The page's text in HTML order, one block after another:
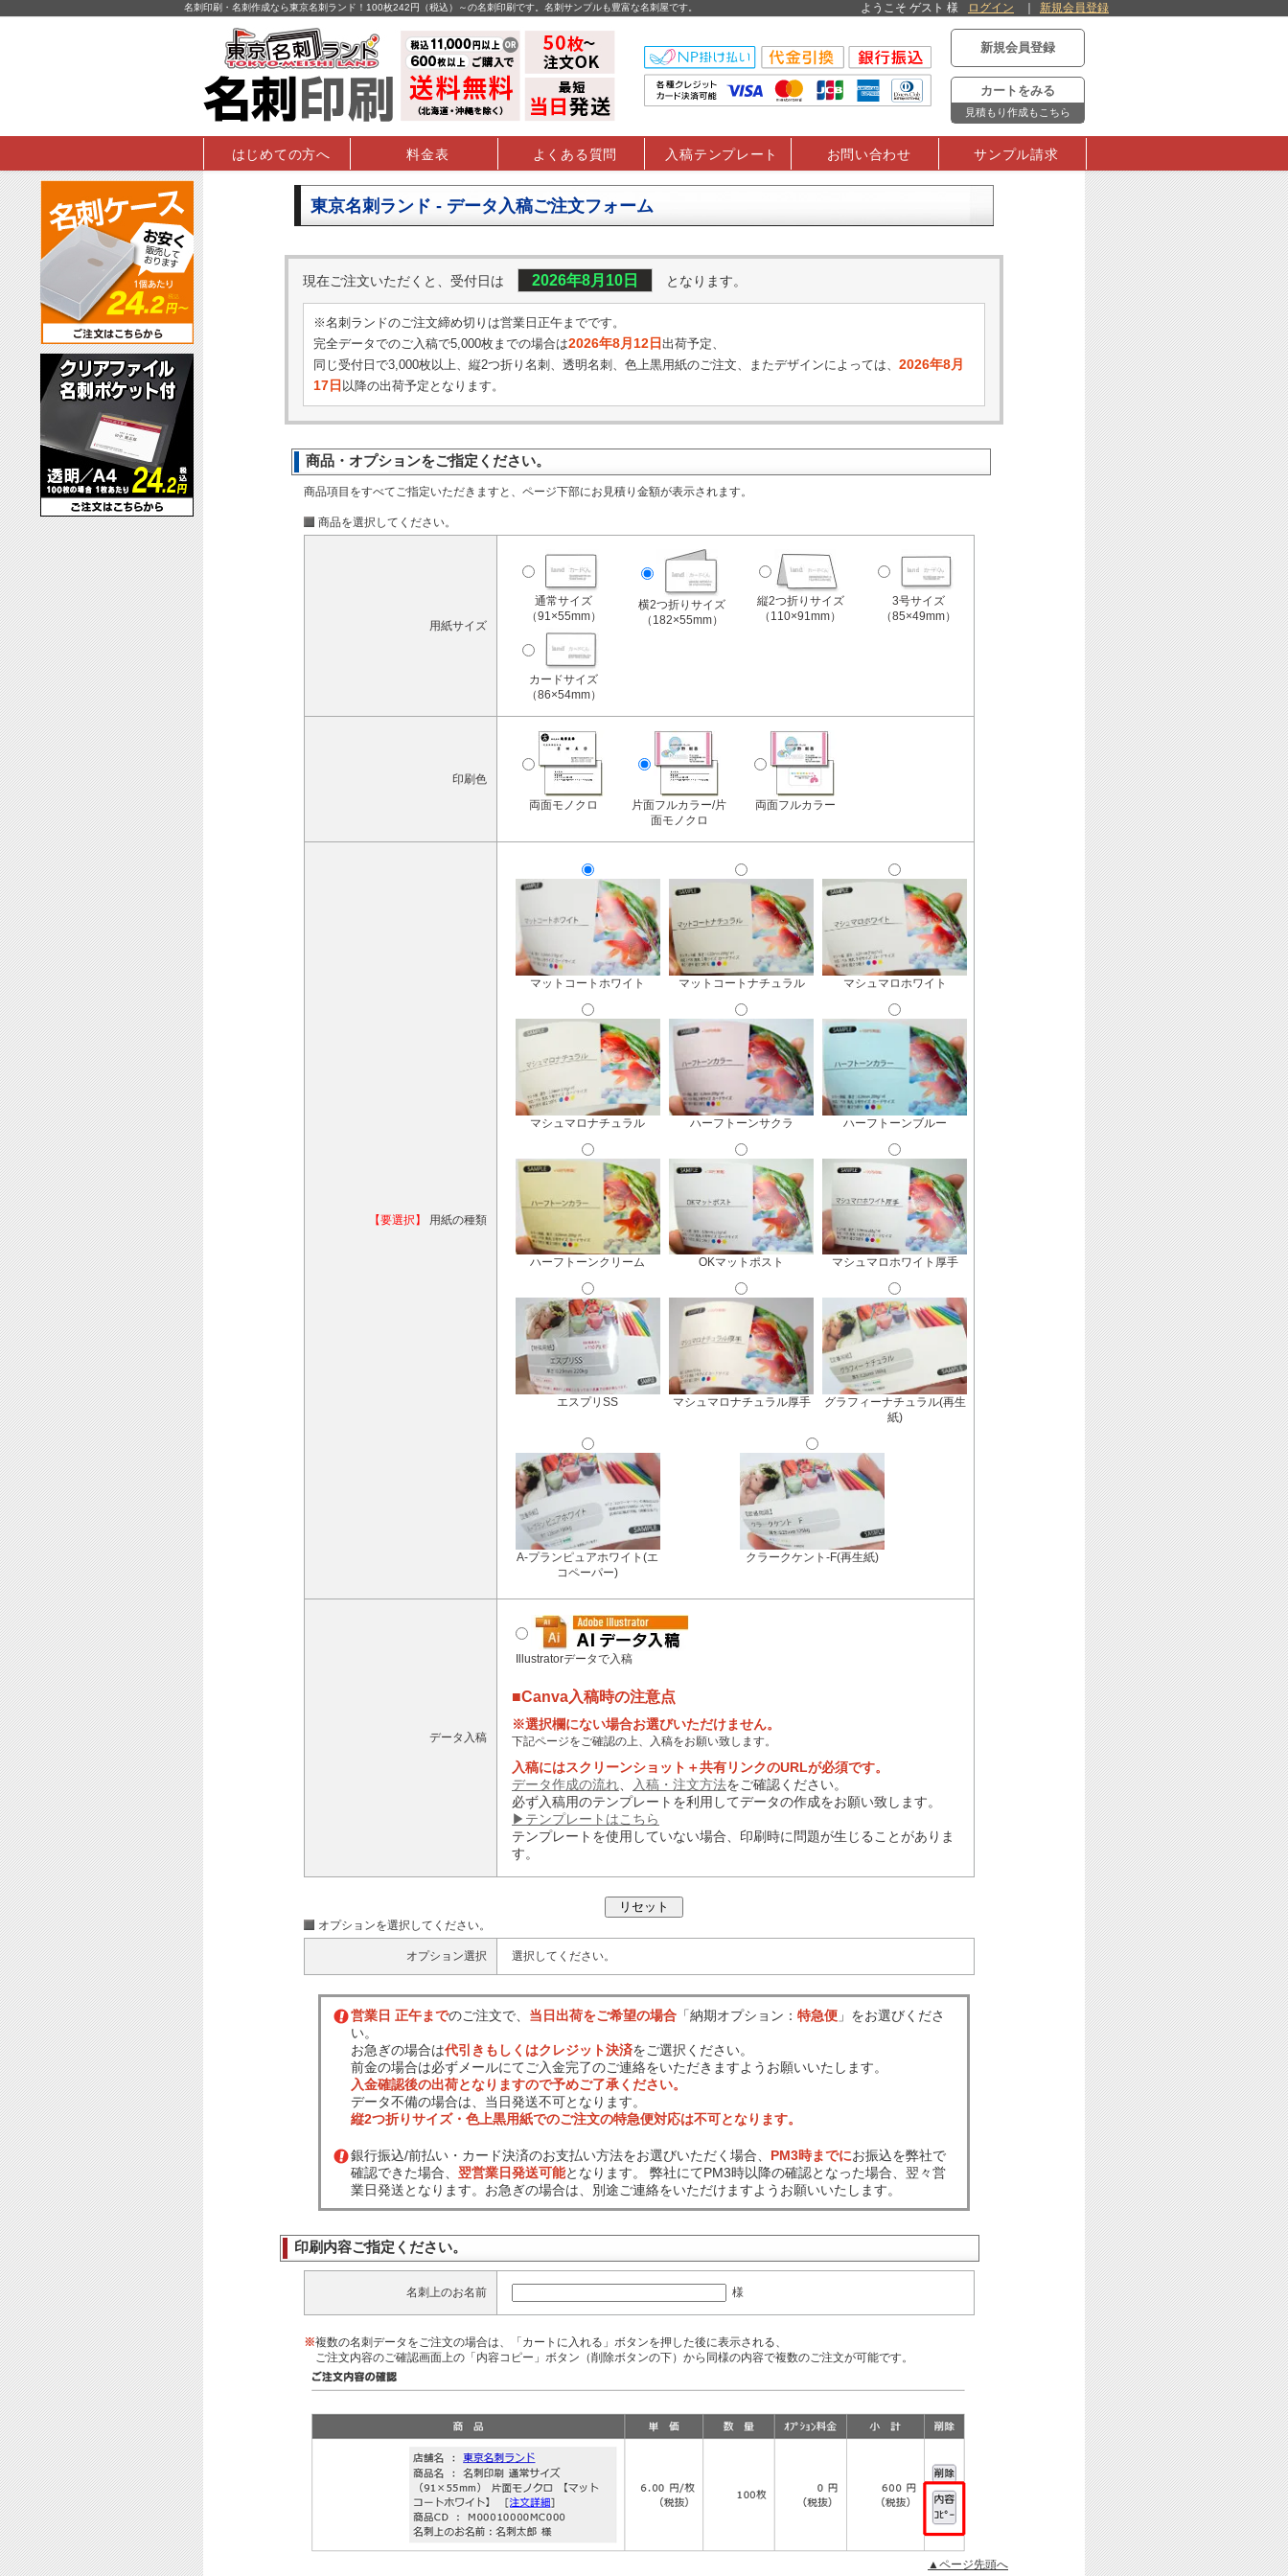
名刺印刷・名刺作成なら東京名刺ランド！100枚242円（税込）～の名刺印刷です。名刺サンプルも豊富な名刺屋です。 ようこそ ゲスト 様 ログイン 新規会員登録
新規会員登録
カートをみる
見積もり作成もこちら
はじめての方へ 料金表 よくある質問 入稿テンプレート お問い合わせ サンプル請求
東京名刺ランド - データ入稿ご注文フォーム
現在ご注文いただくと、受付日は 2026年8月10日 となります。
※名刺ランドのご注文締め切りは営業日正午までです。
完全データでのご入稿で5,000枚までの場合は2026年8月12日 出荷予定、
同じ受付日で3,000枚以上、縦2つ折り名刺、透明名刺、 色上黒用紙のご注文、またデザインによっては、 2026年8月
17日 以降の出荷予定となります。
商品・オプションをご指定ください。
商品項目をすべてご指定いただきますと、ページ下部にお見積り金額が表示されます。
商品を選択してください。
用紙サイズ
通常サイズ
（91×55mm）
横2つ折りサイズ
（182×55mm）
縦2つ折りサイズ
（110×91mm）
3号サイズ
（85×49mm）
カードサイズ
（86×54mm）
印刷色
両面モノクロ
片面フルカラー/片
面モノクロ
両面フルカラー
【要選択】 用紙の種類
マットコートホワイト マットコートナチュラル マシュマロホワイト
マシュマロナチュラル ハーフトーンサクラ ハーフトーンブルー
ハーフトーンクリーム OKマットポスト マシュマロホワイト厚手
エスプリSS マシュマロナチュラル厚手
グラフィーナチュラル(再生
紙)
A-プランピュアホワイト(エ
コペーパー)
クラークケント-F(再生紙)
データ入稿
Illustratorデータで入稿
■Canva入稿時の注意点
※選択欄にない場合お選びいただけません。
下記ページをご確認の上、入稿をお願い致します。
入稿にはスクリーンショット＋共有リンクのURLが必須です。
データ作成の流れ
入稿・注文方法をご確認ください。
必ず入稿用のテンプレートを利用してデータの作成をお願い致します。
▶テンプレートはこちら
テンプレートを使用していない場合、印刷時に問題が生じることがありま
す。
オプションを選択してください。
オプション選択 選択してください。
営業日 正午までのご注文で、 当日出荷をご希望の場合 「納期オプション： 特急便 」をお選びくださ
い。
お急ぎの場合は代引きもしくはクレジット決済をご選択ください。
前金の場合は必ずメールにてご入金完了のご連絡をいただきますようお願いいたします。
入金確認後の出荷となりますので予めご了承ください。
データ不備の場合は、当日発送不可となります。
縦2つ折りサイズ・色上黒用紙でのご注文の特急便対応は不可となります。
銀行振込/前払い・カード決済のお支払い方法をお選びいただく場合、 PM3時までにお振込を弊社で
確認できた場合、 翌営業日発送可能となります。 弊社にてPM3時以降の確認となった場合、翌々営
業日発送となります。お急ぎの場合は、別途ご連絡をいただけますようお願いいたします。
印刷内容ご指定ください。
名刺上のお名前 様
※複数の名刺データをご注文の場合は、「カートに入れる」ボタンを押した後に表示される、
ご注文内容のご確認画面上の「内容コピー」ボタン（削除ボタンの下）から同様の内容で複数のご注文が可能です。
▲ページ先頭へ